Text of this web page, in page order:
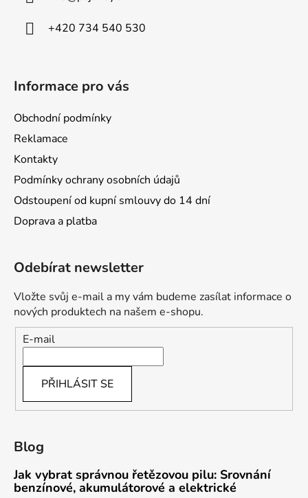
+420 734 540 530
Informace pro vás
Obchodní podmínky
Reklamace
Kontakty
Podmínky ochrany osobních údajů
Odstoupení od kupní smlouvy do 14 dní
Doprava a platba
Odebírat newsletter
Vložte svůj e-mail a my vám budeme zasílat informace o
nových produktech na našem e-shopu.
E-mail
PŘIHLÁSIT SE
Blog
Jak vybrat správnou řetězovou pilu: Srovnání
benzínové, akumulátorové a elektrické